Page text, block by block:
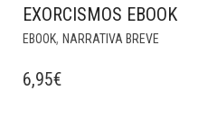
EXORCISMOS EBOOK
EBOOK, NARRATIVA BREVE
6,95€